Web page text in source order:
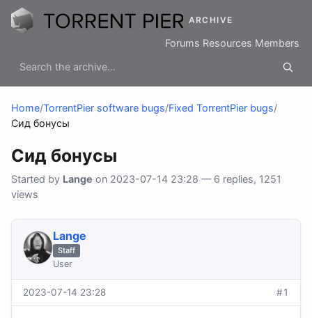
ARCHIVE
Forums Resources Members
Home/TorrentPier software bugs/Fixed TorrentPier bugs/
Сид бонусы
Сид бонусы
Started by Lange on 2023-07-14 23:28 — 6 replies, 1251
views
Lange
Staff
User
2023-07-14 23:28 #1